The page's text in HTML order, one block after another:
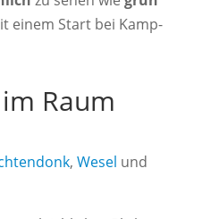
einem Start bei Kamp-
Raum
, Wesel und